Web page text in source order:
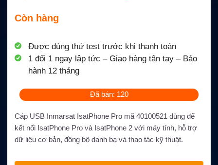
Còn hàng
Được dùng thử test trước khi thanh toán
1 đổi 1 ngay lập tức – Giao hàng tận tay – Bảo
hành 12 tháng
Đã bán: 120
Cáp USB Inmarsat IsatPhone Pro mã 40100521 dùng để
kết nối IsatPhone Pro và IsatPhone 2 với máy tính, hỗ trợ
dữ liệu cơ bản, đồng bộ danh bạ và thao tác kỹ thuật.